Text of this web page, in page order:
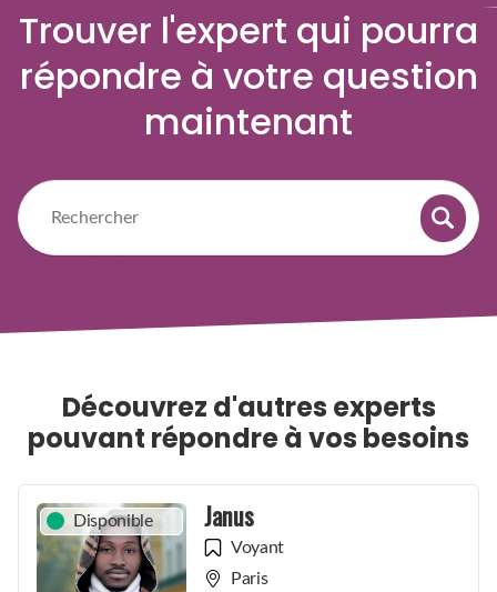
Trouver l'expert qui pourra
répondre à votre question
maintenant
Découvrez d'autres experts
pouvant répondre à vos besoins
Disponible Janus
Voyant
Paris